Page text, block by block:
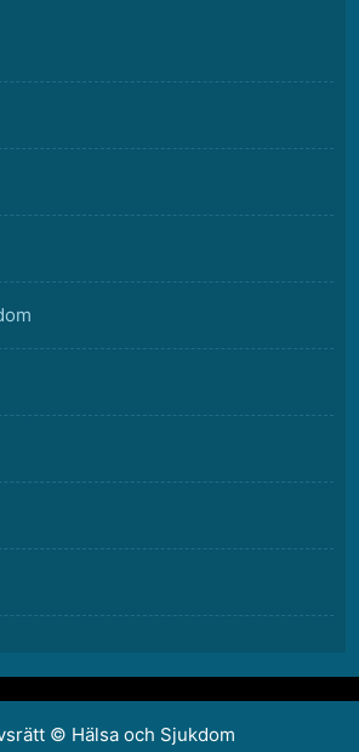
en del av
Tube Underhåll
diarré?
Reflux
när gallblåsan saknas?
© Hälsa och Sjukdom